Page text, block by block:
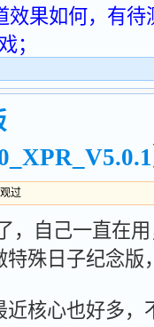
效果如何，有待
；
过
，自己一直在
特殊日子纪念版
核心也好多，